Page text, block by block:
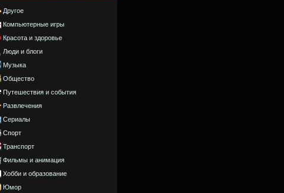
Другое
Компьютерные игры
Красота и здоровье
Люди и блоги
Музыка
Общество
Путешествия и события
Развлечения
Сериалы
Спорт
Транспорт
Фильмы и анимация
Хобби и образование
Юмор